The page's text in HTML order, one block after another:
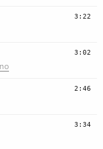
3:22
3:02
2:46
3:34